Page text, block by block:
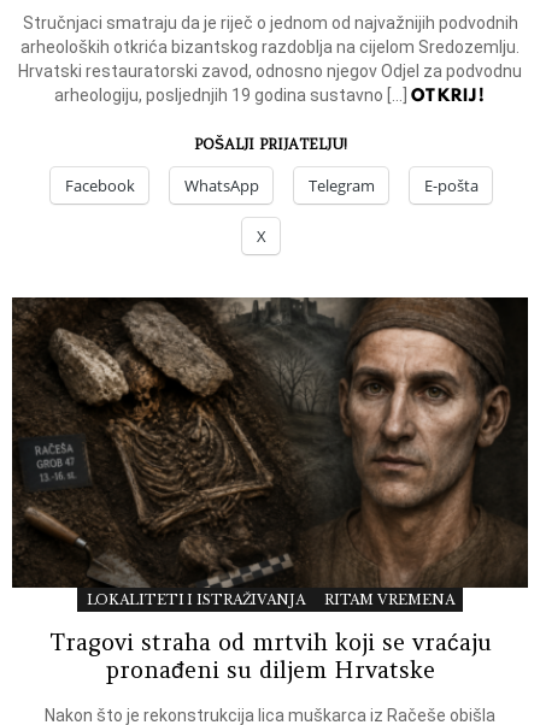
Stručnjaci smatraju da je riječ o jednom od najvažnijih podvodnih
arheoloških otkrića bizantskog razdoblja na cijelom Sredozemlju.
Hrvatski restauratorski zavod, odnosno njegov Odjel za podvodnu
arheologiju, posljednjih 19 godina sustavno […] OTKRIJ!
POŠALJI PRIJATELJU!
Facebook WhatsApp Telegram E-pošta
X
LOKALITETI I ISTRAŽIVANJA RITAM VREMENA
Tragovi straha od mrtvih koji se vraćaju
pronađeni su diljem Hrvatske
Nakon što je rekonstrukcija lica muškarca iz Račeše obišla